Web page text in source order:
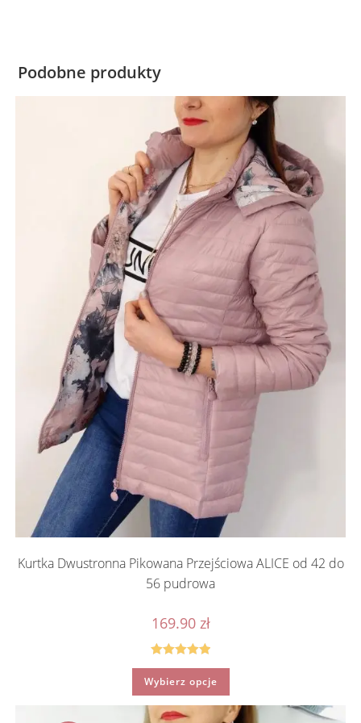
Podobne produkty
Kurtka Dwustronna Pikowana Przejściowa ALICE od 42 do
56 pudrowa
169.90 zł
Oceniono
5.00na 5
Wybierz opcje
Ten
ma
wiele
wariantów.